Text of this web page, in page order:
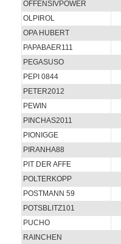
OFFENSIVPOWER
OLPIROL
OPA HUBERT
PAPABAER111
PEGASUSO
PEPI 0844
PETER2012
PEWIN
PINCHAS2011
PIONIGGE
PIRANHA88
PIT DER AFFE
POLTERKOPP
POSTMANN 59
POTSBLITZ101
PUCHO
RAINCHEN